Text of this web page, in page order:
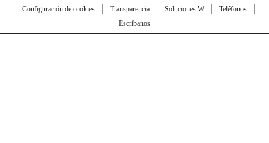
Configuración de cookies
Transparencia Soluciones W
Teléfonos
Escríbanos